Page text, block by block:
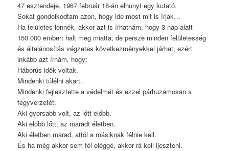
47 esztendeje, 1967 február 18-án elhunyt egy kutató.
Sokat gondolkodtam azon, hogy ide most mit is írjak…
Ha felületes lennék, akkor azt is írhatnám, hogy 3 nap alatt
150.000 embert halt meg miatta, de persze minden felületesség
és általánosítás végzetes következményekkel járhat, ezért
inkább azt írnám, hogy:
Háborús idők voltak.
Mindenki túlélni akart.
Mindenki fejlesztette a védelmét és ezzel párhuzamosan a
fegyverzetét.
Aki gyorsabb volt, az lőtt előbb.
Aki előbb lőtt, az maradt életben.
Aki életben marad, attól a másiknak félnie kell.
És ha még akkor sem fél eléggé, akkor rá kell ijeszteni.